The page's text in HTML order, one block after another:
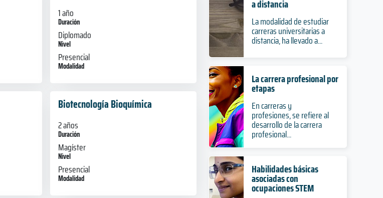
1 año
Duración
Diplomado
Nivel
Presencial
Modalidad
Biotecnología Bioquímica
2 años
Duración
Magíster
Nivel
Presencial
Modalidad
a distancia
La modalidad de estudiar
carreras universitarias a
distancia, ha llevado a...
La carrera profesional por
etapas
En carreras y
profesiones, se refiere al
desarrollo de la carrera
profesional...
Habilidades básicas
asociadas con
ocupaciones STEM